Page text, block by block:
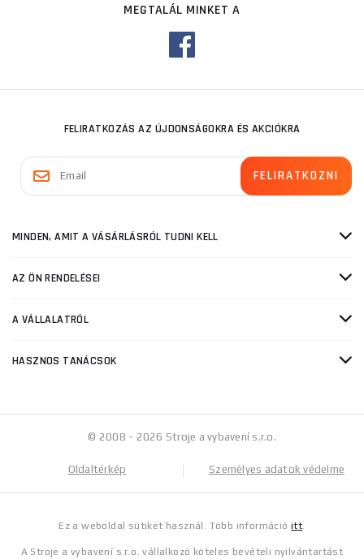
MEGTALÁL MINKET A
FELIRATKOZÁS AZ ÚJDONSÁGOKRA ÉS AKCIÓKRA
MINDEN, AMIT A VÁSÁRLÁSRÓL TUDNI KELL
AZ ÖN RENDELÉSEI
A VÁLLALATRÓL
HASZNOS TANÁCSOK
© 2008 - 2026 Stroje a vybavení s.r.o.
Oldaltérkép Személyes adatok védelme
Ez a weboldal sütiket használ. Több információitt.
A Stroje a vybavení s.r.o. vállalkozó köteles bevételi nyilvántartást